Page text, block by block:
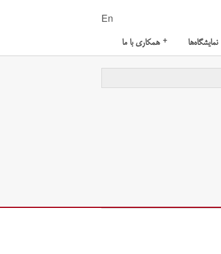
En
همکاری با ما + نمایشگاه‌ها